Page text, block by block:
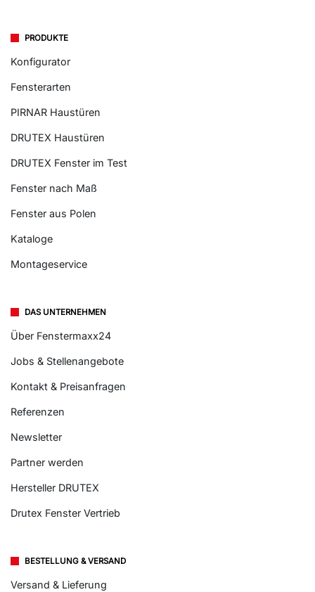
PRODUKTE
Konfigurator
Fensterarten
PIRNAR Haustüren
DRUTEX Haustüren
DRUTEX Fenster im Test
Fenster nach Maß
Fenster aus Polen
Kataloge
Montageservice
DAS UNTERNEHMEN
Über Fenstermaxx24
Jobs & Stellenangebote
Kontakt & Preisanfragen
Referenzen
Newsletter
Partner werden
Hersteller DRUTEX
Drutex Fenster Vertrieb
BESTELLUNG & VERSAND
Versand & Lieferung